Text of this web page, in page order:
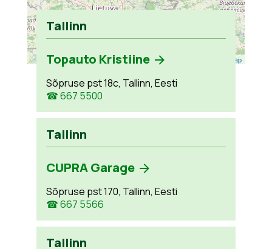
Leaflet OpenStreetMap
Tallinn
Topauto Kristiine
Sõpruse pst 18c, Tallinn, Eesti
☎ 667 5500
Tallinn
CUPRA Garage
Sõpruse pst 170, Tallinn, Eesti
☎ 667 5566
Tallinn